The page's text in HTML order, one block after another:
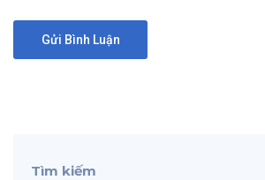
Tìm kiếm